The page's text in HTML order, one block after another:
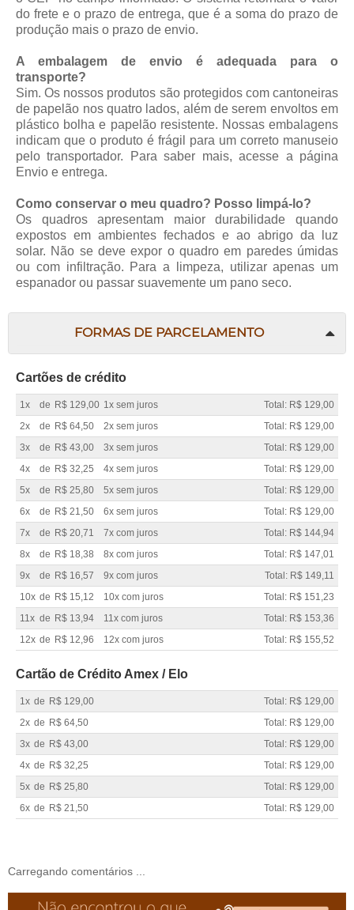
do frete e o prazo de entrega, que é a soma do prazo de
produção mais o prazo de envio.
A embalagem de envio é adequada para o
transporte?
Sim. Os nossos produtos são protegidos com cantoneiras
de papelão nos quatro lados, além de serem envoltos em
plástico bolha e papelão resistente. Nossas embalagens
indicam que o produto é frágil para um correto manuseio
pelo transportador. Para saber mais, acesse a página
Envio e entrega.
Como conservar o meu quadro? Posso limpá-lo?
Os quadros apresentam maior durabilidade quando
expostos em ambientes fechados e ao abrigo da luz
solar. Não se deve expor o quadro em paredes úmidas
ou com infiltração. Para a limpeza, utilizar apenas um
espanador ou passar suavemente um pano seco.
FORMAS DE PARCELAMENTO
Cartões de crédito
1x de R$ 129,00 1x sem juros
Total: R$ 129,00
2x
de R$ 64,50 2x sem juros
Total: R$ 129,00
3x
de R$ 43,00 3x sem juros
Total: R$ 129,00
4x
de R$ 32,25 4x sem juros
Total: R$ 129,00
5x
de R$ 25,80 5x sem juros
Total: R$ 129,00
6x
de R$ 21,50 6x sem juros
Total: R$ 129,00
7x
de R$ 20,71 7x com juros
Total: R$ 144,94
8x
de R$ 18,38 8x com juros
Total: R$ 147,01
9x
de R$ 16,57 9x com juros
Total: R$ 149,11
10x de R$ 15,12 10x com juros
Total: R$ 151,23
11x de R$ 13,94 11x com juros
Total: R$ 153,36
12x de R$ 12,96 12x com juros Total: R$ 155,52
Cartão de Crédito Amex / Elo
1x de R$ 129,00
Total: R$ 129,00
2x de R$ 64,50
Total: R$ 129,00
3x de R$ 43,00
Total: R$ 129,00
4x de R$ 32,25
Total: R$ 129,00
5x de R$ 25,80
Total: R$ 129,00
6x de R$ 21,50 Total: R$ 129,00
Carregando comentários ...